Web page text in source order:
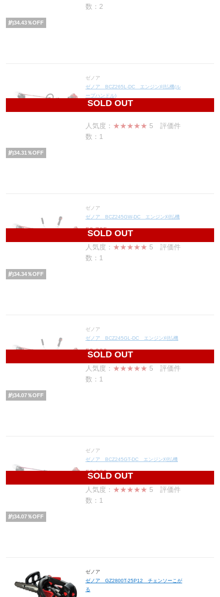
数：2
約34.43％OFF
SOLD OUT
ゼノア
ゼノア BCZ265L-DC エンジン刈払機(ル
ープハンドル)
55,506
人気度： ★★★★★ 5 評価件
数：1
約34.31 ％OFF
SOLD OUT
ゼノア
ゼノア BCZ245GW-DC エンジン刈払機
52,725円(税込57,998円)
人気度： ★★★★★ 5 評価件
数：1
約34.34％OFF
SOLD OUT
ゼノア
ゼノア BCZ245GL-DC エンジン刈払機
52,280円(税込57,508円)
人気度： ★★★★★ 5 評価件
数：1
約34.07％OFF
SOLD OUT
ゼノア
ゼノア BCZ245GT-DC エンジン刈払機
52,280円(税込57,508円)
人気度： ★★★★★ 5 評価件
数：1
約34.07％OFF
ゼノア
ゼノア GZ2800T-25P12 チェンソーこが
る